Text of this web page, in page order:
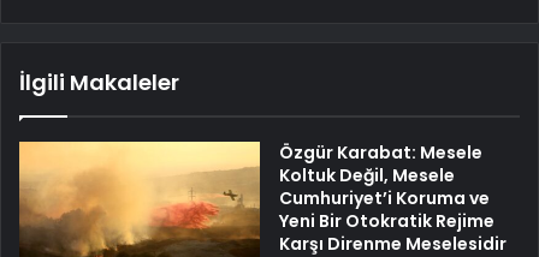
İlgili Makaleler
Özgür Karabat: Mesele
Koltuk Değil, Mesele
Cumhuriyet’i Koruma ve
Yeni Bir Otokratik Rejime
Karşı Direnme Meselesidir